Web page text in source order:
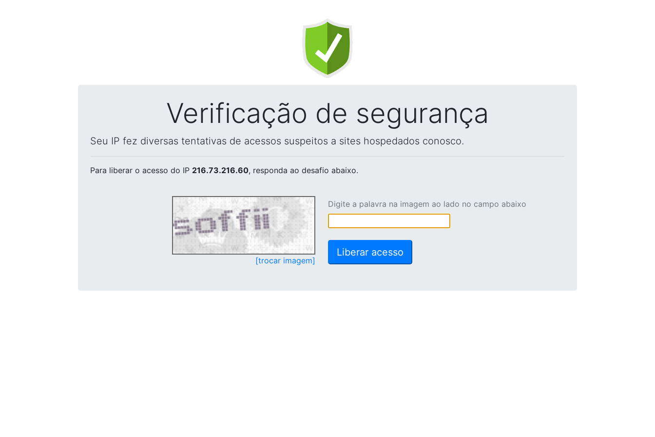
Verificação de segurança
Seu IP fez diversas tentativas de acessos suspeitos a sites hospedados conosco.
Para liberar o acesso do IP 216.73.216.60, responda ao desafio abaixo.
[trocar imagem]
Digite a palavra na imagem ao lado no campo abaixo